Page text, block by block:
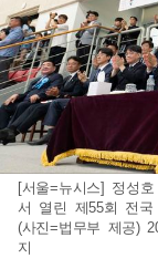
[서울=뉴시스] 정성
서 열린 제55회 전국
(사진=법무부 제공)
지